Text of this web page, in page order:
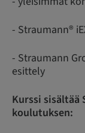
- Straumann®
- Straumann
esittely
Kurssi sisältää
koulutuksen: